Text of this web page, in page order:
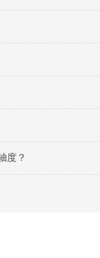
度？